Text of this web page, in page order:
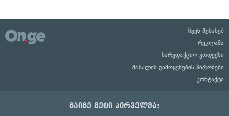
ჩვენ შესახებ
რეკლამა
სარედაქციო კოდექსი
მასალის გამოყენების პირობები
კონტაქტი
გაიგე მეტი პირველმა: